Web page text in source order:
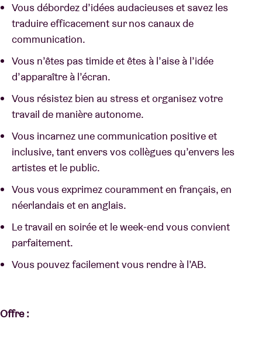
Vous débordez d’idées audacieuses et savez les
traduire efficacement sur nos canaux de
communication.
Vous n’êtes pas timide et êtes à l’aise à l’idée
d’apparaître à l’écran.
Vous résistez bien au stress et organisez votre
travail de manière autonome.
Vous incarnez une communication positive et
inclusive, tant envers vos collègues qu’envers les
artistes et le public.
Vous vous exprimez couramment en français, en
néerlandais et en anglais.
Le travail en soirée et le week-end vous convient
parfaitement.
Vous pouvez facilement vous rendre à l’AB.
Offre :